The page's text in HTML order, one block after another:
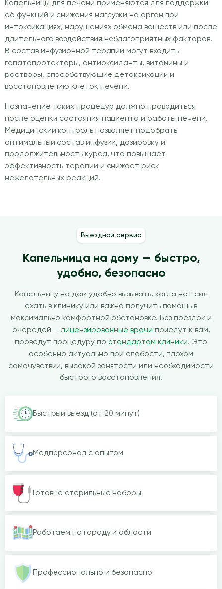
Капельницы для печени применяются для поддержки
её функций и снижения нагрузки на орган при
интоксикациях, нарушениях обмена веществ или после
длительного воздействия неблагоприятных факторов.
В состав инфузионной терапии могут входить
гепатопротекторы, антиоксиданты, витамины и
растворы, способствующие детоксикации и
восстановлению клеток печени.
Назначение таких процедур должно проводиться
после оценки состояния пациента и работы печени.
Медицинский контроль позволяет подобрать
оптимальный состав инфузии, дозировку и
продолжительность курса, что повышает
эффективность терапии и снижает риск
нежелательных реакций.
Выездной сервис
Капельница на дому — быстро,
удобно, безопасно
Капельницу на дом удобно вызывать, когда нет сил
ехать в клинику или важно получить помощь в
максимально комфортной обстановке. Без поездок и
очередей — лицензированные врачи приедут к вам,
проведут процедуру по стандартам клиники. Это
особенно актуально при слабости, плохом
самочувствии, высокой занятости или необходимости
быстрого восстановления.
Быстрый выезд (от 20 минут)
Медперсонал с опытом
Готовые стерильные наборы
Работаем по городу и области
Профессионально и безопасно